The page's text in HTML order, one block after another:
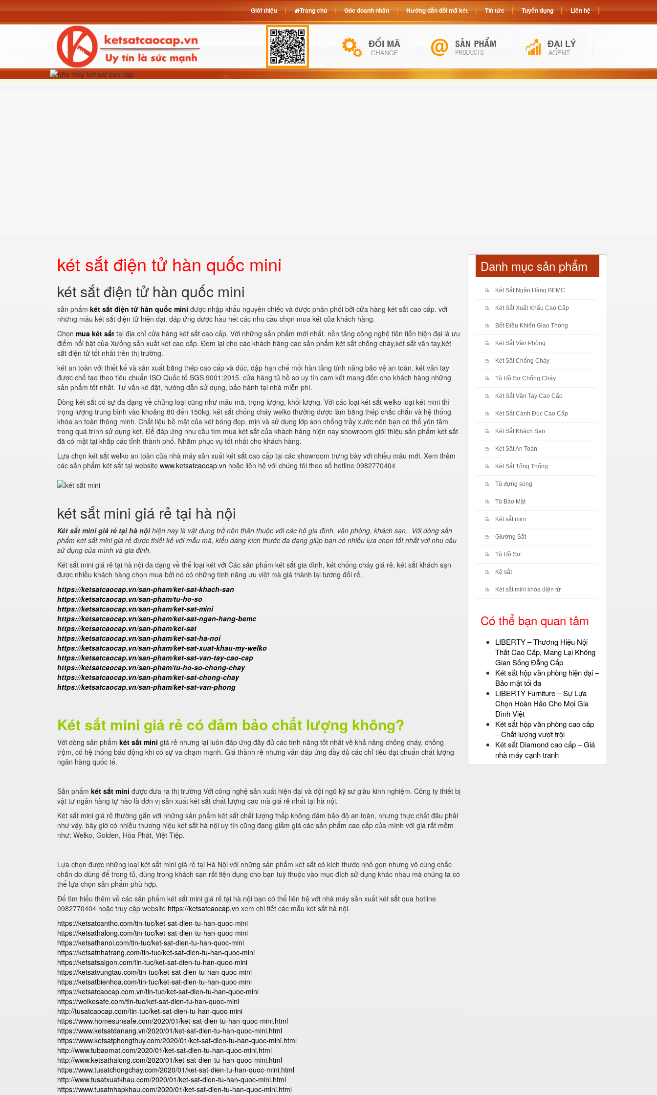
két sắt điện tử hàn quốc mini
két sắt điện tử hàn quốc mini
sản phẩm két sắt điện tử hàn quốc mini được nhập khẩu nguyên chiếc và được phân phối bởi cửa hàng két sắt cao cấp. với
những mẫu két sắt điện tử hiện đại. đáp ứng được hầu hết các nhu cầu chọn mua két của khách hàng.
Chọn mua két sắt tại địa chỉ cửa hàng két sắt cao cấp. Với những sản phẩm mới nhất. nền tảng công nghệ tiên tiến hiện đại là ưu
điểm nổi bật của Xưởng sản xuất két cao cấp. Đem lại cho các khách hàng các sản phẩm két sắt chống cháy,két sắt vân tay,két
sắt điện tử tốt nhất trên thị trường.
két an toàn với thiết kế và sản xuất bằng thép cao cấp và đúc, dập hạn chế mối hàn tăng tính năng bảo vệ an toàn. két vân tay
được chế tạo theo tiêu chuẩn ISO Quốc tế SGS 9001:2015. cửa hàng tủ hồ sơ uy tín cam kết mang đến cho khách hàng những
sản phẩm tốt nhất. Tư vấn kê đặt, hướng dẫn sử dụng, bảo hành tại nhà miễn phí.
Dòng két sắt có sự đa dạng về chủng loại cũng như mẫu mã, trọng lượng, khối lượng. Với các loại két sắt welko loại két mini thì
trọng lượng trung bình vào khoảng 80 đến 150kg. két sắt chống cháy welko thường được làm bằng thép chắc chắn và hệ thống
khóa an toàn thông minh. Chất liệu bề mặt của két bóng đẹp, mịn và sử dụng lớp sơn chống trầy xước nên bạn có thể yên tâm
trong quá trình sử dụng két. Để đáp ứng nhu cầu tìm mua két sắt của khách hàng hiện nay showroom giới thiệu sản phẩm két sắt
đã có mặt tại khắp các tỉnh thành phố. Nhằm phục vụ tốt nhất cho khách hàng.
Lựa chọn két sắt welko an toàn của nhà máy sản xuất két sắt cao cấp tại các showroom trưng bày với nhiều mẫu mới. Xem thêm
các sản phẩm két sắt tại website www.ketsatcaocap.vn hoặc liên hệ với chúng tôi theo số hotline 0982770404
két sắt mini giá rẻ tại hà nội
Két sắt mini giá rẻ tại hà nộihiện nay là vật dụng trở nên thân thuộc với các hộ gia đình, văn phòng, khách sạn. Với dòng sản
phẩm két sắt mini giá rẻ được thiết kế với mẫu mã, kiểu dáng kích thước đa dạng giúp bạn có nhiều lựa chọn tốt nhất với nhu cầu
sử dụng của mình và gia đinh.
Két sắt mini giá rẻ tại hà nội đa dạng về thể loại két với Các sản phẩm két sắt gia đình, két chống cháy giá rẻ, két sắt khách sạn
được nhiều khách hàng chọn mua bởi nó có những tính năng ưu việt mà giá thành lại tương đối rẻ.
https://ketsatcaocap.vn/san-pham/ket-sat-khach-san
https://ketsatcaocap.vn/san-pham/tu-ho-so
https://ketsatcaocap.vn/san-pham/ket-sat-mini
https://ketsatcaocap.vn/san-pham/ket-sat-ngan-hang-bemc
https://ketsatcaocap.vn/san-pham/ket-sat
https://ketsatcaocap.vn/san-pham/ket-sat-ha-noi
https://ketsatcaocap.vn/san-pham/ket-sat-xuat-khau-my-welko
https://ketsatcaocap.vn/san-pham/ket-sat-van-tay-cao-cap
https://ketsatcaocap.vn/san-pham/tu-ho-so-chong-chay
https://ketsatcaocap.vn/san-pham/ket-sat-chong-chay
https://ketsatcaocap.vn/san-pham/ket-sat-van-phong
Két sắt mini giá rẻ có đảm bảo chất lượng không?
Với dòng sản phẩm két sắt mini giá rẻ nhưng lại luôn đáp ứng đầy đủ các tính năng tốt nhất về khả năng chống cháy, chống
trộm, có hệ thống báo động khi có sự va chạm mạnh. Giá thành rẻ nhưng vẫn đáp ứng đầy đủ các chỉ tiêu đạt chuẩn chất lượng
ngân hàng quốc tế.
Sản phẩm két sắt mini được đưa ra thị trường Với công nghệ sản xuất hiện đại và đội ngũ kỹ sư giàu kinh nghiệm. Công ty thiết bị
vật tư ngân hàng tự hào là đơn vị sản xuất két sắt chất lượng cao mà giá rẻ nhất tại hà nội.
Két sắt mini giá rẻ thường gắn với những sản phẩm két sắt chất lượng thấp không đảm bảo độ an toàn, nhưng thực chất đâu phải
như vậy, bây giờ có nhiều thương hiệu két sắt hà nội uy tín cũng đang giảm giá các sản phẩm cao cấp của mình với giá rất mềm
như: Welko, Golden, Hòa Phát, Việt Tiệp.
Lựa chọn được những loại két sắt mini giá rẻ tại Hà Nội với những sản phẩm két sắt có kích thước nhỏ gọn nhưng vô cùng chắc
chắn do dùng để trong tủ, dùng trong khách sạn rất tiện dụng cho bạn tuỳ thuộc vào mục đích sử dụng khác nhau mà chúng ta có
thể lựa chọn sản phẩm phù hợp.
Để tìm hiểu thêm về các sản phẩm két sắt mini giá rẻ tại hà nội bạn có thể liên hệ với nhà máy sản xuất két sắt qua hotline
0982770404 hoặc truy cập website https://ketsatcaocap.vn xem chi tiết các mẫu két sắt hà nội.
https://ketsatcantho.com/tin-tuc/ket-sat-dien-tu-han-quoc-mini
https://ketsathalong.com/tin-tuc/ket-sat-dien-tu-han-quoc-mini
https://ketsathanoi.com/tin-tuc/ket-sat-dien-tu-han-quoc-mini
https://ketsatnhatrang.com/tin-tuc/ket-sat-dien-tu-han-quoc-mini
https://ketsatsaigon.com/tin-tuc/ket-sat-dien-tu-han-quoc-mini
https://ketsatvungtau.com/tin-tuc/ket-sat-dien-tu-han-quoc-mini
https://ketsatbienhoa.com/tin-tuc/ket-sat-dien-tu-han-quoc-mini
https://ketsatcaocap.com.vn/tin-tuc/ket-sat-dien-tu-han-quoc-mini
https://welkosafe.com/tin-tuc/ket-sat-dien-tu-han-quoc-mini
http://tusatcaocap.com/tin-tuc/ket-sat-dien-tu-han-quoc-mini
https://www.homesunsafe.com/2020/01/ket-sat-dien-tu-han-quoc-mini.html
https://www.ketsatdanang.vn/2020/01/ket-sat-dien-tu-han-quoc-mini.html
https://www.ketsatphongthuy.com/2020/01/ket-sat-dien-tu-han-quoc-mini.html
http://www.tubaomat.com/2020/01/ket-sat-dien-tu-han-quoc-mini.html
http://www.ketsathalong.com/2020/01/ket-sat-dien-tu-han-quoc-mini.html
https://www.tusatchongchay.com/2020/01/ket-sat-dien-tu-han-quoc-mini.html
http://www.tusatxuatkhau.com/2020/01/ket-sat-dien-tu-han-quoc-mini.html
https://www.tusatnhapkhau.com/2020/01/ket-sat-dien-tu-han-quoc-mini.html
Danh mục sản phẩm
Két Sắt Ngân Hàng BEMC
Két Sắt Xuất Khẩu Cao Cấp
Bốt Điều Khiển Giao Thông
Két Sắt Văn Phòng
Két Sắt Chống Cháy
Tủ Hồ Sơ Chống Cháy
Két Sắt Vân Tay Cao Cấp
Két Sắt Cánh Đúc Cao Cấp
Két Sắt Khách Sạn
Két Sắt An Toàn
Két Sắt Tổng Thống
Tủ đựng súng
Tủ Bảo Mật
Két sắt mini
Giường Sắt
Tủ Hồ Sơ
Kệ sắt
Két sắt mini khóa điện tử
Có thể bạn quan tâm
LIBERTY – Thương Hiệu Nội
Thất Cao Cấp, Mang Lại Không
Gian Sống Đẳng Cấp
Két sắt hộp văn phòng hiện đại –
Bảo mật tối đa
LIBERTY Furniture – Sự Lựa
Chọn Hoàn Hảo Cho Mọi Gia
Đình Việt
Két sắt hộp văn phòng cao cấp
– Chất lượng vượt trội
Két sắt Diamond cao cấp – Giá
nhà máy cạnh tranh
Giới thiệu Trang chủ Góc doanh nhân Hướng dẫn đổi mã két Tin tức Tuyển dụng Liên hệ